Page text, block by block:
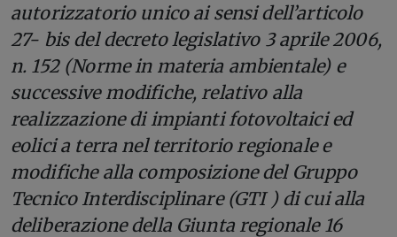
autorizzatorio unico ai sensi dell’articolo
27- bis del decreto legislativo 3 aprile 2006,
n. 152 (Norme in materia ambientale) e
successive modifiche, relativo alla
realizzazione di impianti fotovoltaici ed
eolici a terra nel territorio regionale e
modifiche alla composizione del Gruppo
Tecnico Interdisciplinare (GTI ) di cui alla
deliberazione della Giunta regionale 16